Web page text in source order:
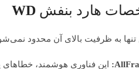
هارد بنفش WD
به ظرفیت بالای آن محدود